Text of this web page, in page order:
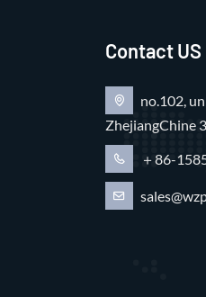
Contact US
no.102,
ZhejiangChine
＋86-